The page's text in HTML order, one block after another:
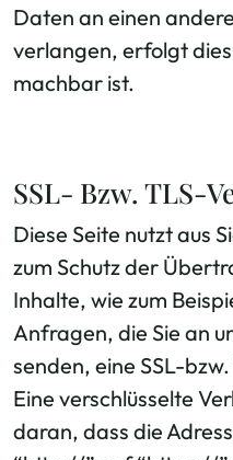
Daten an einen
verlangen, erfolgt
machbar ist.
SSL- Bzw. TLS-
Diese Seite nutzt aus
zum Schutz der
Inhalte, wie zum
Anfragen, die Sie an
senden, eine SSL-
Eine verschlüsselte
daran, dass die